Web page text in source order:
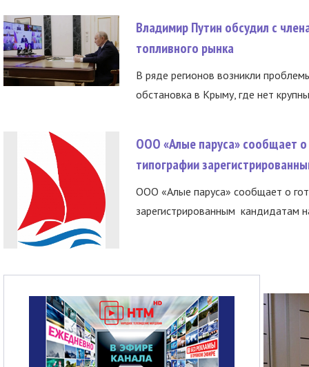
Владимир Путин обсудил с
топливного рынка
В ряде регионов возникли
обстановка в Крыму, где нет
ООО «Алые паруса» сообщает о
типографии
ООО «Алые паруса» сообщает о
зарегистрированным кандидатам